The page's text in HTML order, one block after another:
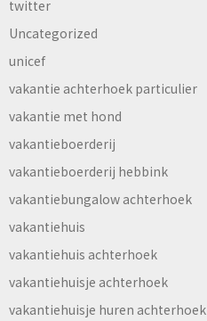
twitter
Uncategorized
unicef
vakantie achterhoek particulier
vakantie met hond
vakantieboerderij
vakantieboerderij hebbink
vakantiebungalow achterhoek
vakantiehuis
vakantiehuis achterhoek
vakantiehuisje achterhoek
vakantiehuisje huren achterhoek